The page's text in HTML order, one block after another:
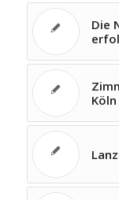
Die
Köln